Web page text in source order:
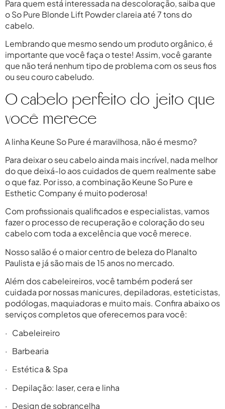
Para quem está interessada na descoloração, saiba que
o So Pure Blonde Lift Powder clareia até 7 tons do
cabelo.
Lembrando que mesmo sendo um produto orgânico, é
importante que você faça o teste! Assim, você garante
que não terá nenhum tipo de problema com os seus fios
ou seu couro cabeludo.
O cabelo perfeito do jeito que
você merece
A linha Keune So Pure é maravilhosa, não é mesmo?
Para deixar o seu cabelo ainda mais incrível, nada melhor
do que deixá-lo aos cuidados de quem realmente sabe
o que faz. Por isso, a combinação Keune So Pure e
Esthetic Company é muito poderosa!
Com profissionais qualificados e especialistas, vamos
fazer o processo de recuperação e coloração do seu
cabelo com toda a excelência que você merece.
Nosso salão é o maior centro de beleza do Planalto
Paulista e já são mais de 15 anos no mercado.
Além dos cabeleireiros, você também poderá ser
cuidada por nossas manicures, depiladoras, esteticistas,
podólogas, maquiadoras e muito mais. Confira abaixo os
serviços completos que oferecemos para você:
· Cabeleireiro
· Barbearia
· Estética & Spa
· Depilação: laser, cera e linha
· Design de sobrancelha